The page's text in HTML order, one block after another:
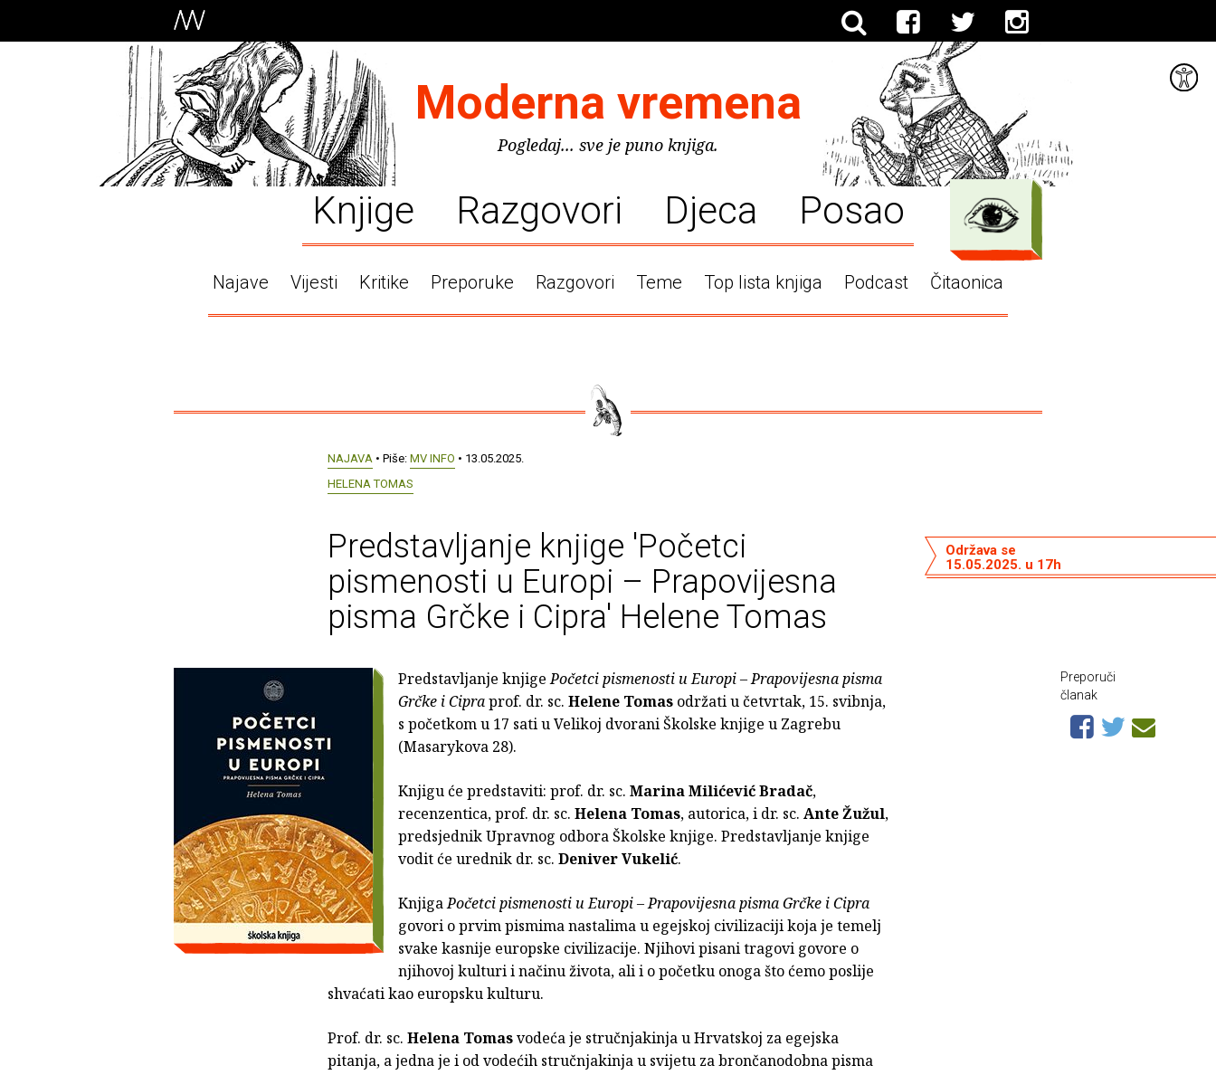
Moderna vremena
Pogledaj... sve je puno knjiga.
Knjige Razgovori Djeca Posao
Najave Vijesti Kritike Preporuke Razgovori Teme Top lista knjiga Podcast Čitaonica
NAJAVA • Piše: MV INFO • 13.05.2025.
HELENA TOMAS
Predstavljanje knjige 'Početci
pismenosti u Europi – Prapovijesna
pisma Grčke i Cipra' Helene Tomas
Održava se
15.05.2025. u 17h
Predstavljanje knjigePočetci pismenosti u Europi – Prapovijesna pisma
Grčke i Cipraprof. dr. sc. Helene Tomas održati u četvrtak, 15. svibnja,
s početkom u 17 sati u Velikoj dvorani Školske knjige u Zagrebu
(Masarykova 28).
Knjigu će predstaviti: prof. dr. sc. Marina Milićević Bradač,
recenzentica, prof. dr. sc. Helena Tomas, autorica, i dr. sc. Ante Žužul,
predsjednik Upravnog odbora Školske knjige. Predstavljanje knjige
vodit će urednik dr. sc. Deniver Vukelić.
KnjigaPočetci pismenosti u Europi – Prapovijesna pisma Grčke i Cipra
govori o prvim pismima nastalima u egejskoj civilizaciji koja je temelj
svake kasnije europske civilizacije. Njihovi pisani tragovi govore o
njihovoj kulturi i načinu života, ali i o početku onoga što ćemo poslije
shvaćati kao europsku kulturu.
Prof. dr. sc. Helena Tomasvodeća je stručnjakinja u Hrvatskoj za egejska
pitanja, a jedna je i od vodećih stručnjakinja u svijetu za brončanodobna pisma
Preporuči
članak